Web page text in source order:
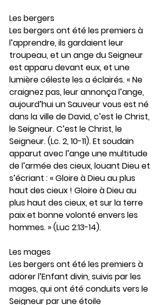
Les bergers
Les bergers ont été les premiers à
l’apprendre, ils gardaient leur
troupeau, et un ange du Seigneur
est apparu devant eux, et une
lumière céleste les a éclairés. « Ne
craignez pas, leur annonça l’ange,
aujourd’hui un Sauveur vous est né
dans la ville de David, c’est le Christ,
le Seigneur. C’est le Christ, le
Seigneur. (Lc. 2, 10-11). Et soudain
apparut avec l’ange une multitude
de l’armée des cieux, louant Dieu et
s’écriant : « Gloire à Dieu au plus
haut des cieux ! Gloire à Dieu au
plus haut des cieux, et sur la terre
paix et bonne volonté envers les
hommes. » (Luc 2:13-14).
Les mages
Les bergers ont été les premiers à
adorer l’Enfant divin, suivis par les
mages, qui ont été conduits vers le
Seigneur par une étoile